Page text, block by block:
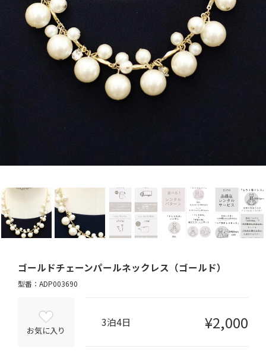
ゴールドチェーンパールネックレス（ゴールド）
型番：ADP003690
お気に入り
3泊4日 ¥2,000